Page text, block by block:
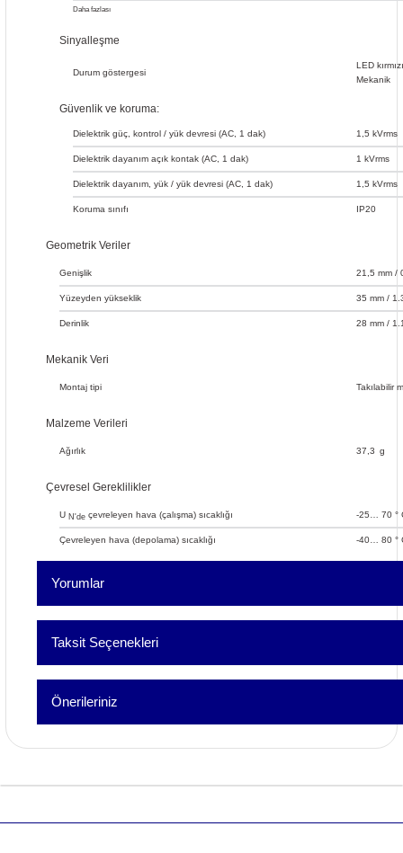
Maks. Alan
gücü (dirençli)
yük
12
100
Çekme
(tip.)
Bırakma
Sıçrama
(tip.)
Elektriksel
(NO;
yük; 23 °
10
Mekanik
(NO;
yük; 23
10
Daha fazlası
Sinyalleşme
Durum göstergesi
LED kırmızı
Mekanik
Güvenlik ve koruma:
Dielektrik güç, kontrol / yük devresi (AC, 1 dak) 1,5 kVrms
Dielektrik dayanım açık kontak (AC, 1 dak) 1 kVrms
Dielektrik dayanım, yük / yük devresi (AC, 1 dak) 1,5 kVrms
Koruma sınıfı IP20
Geometrik Veriler
Genişlik 21,5 mm /
Yüzeyden yükseklik 35 mm /
Derinlik 28 mm /
Mekanik Veri
Montaj tipi Takılabilir
Malzeme Verileri
Ağırlık 37,3 g
Çevresel Gereklilikler
U N'de çevreleyen hava (çalışma) sıcaklığı -25… 70 °
Çevreleyen hava (depolama) sıcaklığı -40… 80 °
Yorumlar
Bu ürüne ilk yorumu siz
Taksit Seçenekleri
Önerileriniz
Görüş ve önerileriniz için teşekkür ederiz.